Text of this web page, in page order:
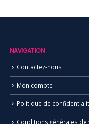
NAVIGATION
Contactez-nous
Mon compte
Politique de
Conditions générales de